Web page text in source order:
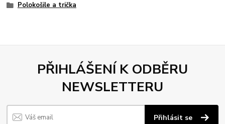
Polokošile a trička
PŘIHLÁŠENÍ K ODBĚRU
NEWSLETTERU
Přihlásit se